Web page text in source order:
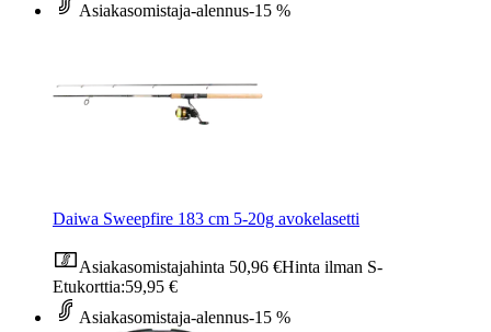
Asiakasomistaja-alennus-15 %
Daiwa Sweepfire 183 cm 5-20g avokelasetti
Asiakasomistajahinta 50,96 €Hinta ilman S-
Etukorttia:59,95 €
Asiakasomistaja-alennus-15 %